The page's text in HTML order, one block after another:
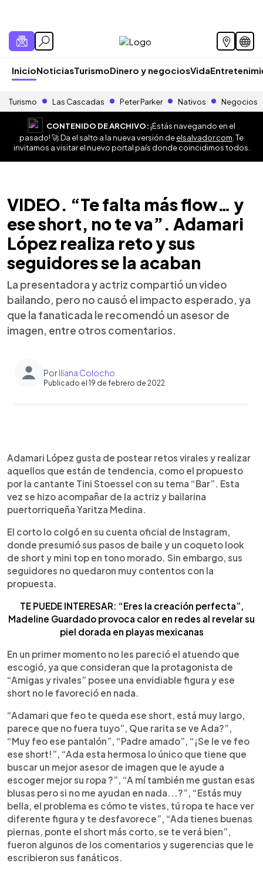
InicioNoticiasTurismoDinero y negociosVida
Turismo Las Cascadas Peter Parker Nativos Negocios
CONTENIDO DE ARCHIVO:¡Estás navegando en el
pasado! 🚀 Da el salto a la nueva versión deelsalvador.com . Te
invitamos a visitar el nuevo portal país donde coincidimos todos.
VIDEO. “Te falta más flow… y
ese short, no te va”. Adamari
López realiza reto y sus
seguidores se la acaban
La presentadora y actriz compartió un video
bailando, pero no causó el impacto esperado, ya
que la fanaticada le recomendó un asesor de
imagen, entre otros comentarios.
PorIliana Colocho
Publicado el 19 de febrero de 2022
► Escuchar artículo
Adamari López gusta de postear retos virales y realizar
aquellos que están de tendencia, como el propuesto
por la cantante Tini Stoessel con su tema “Bar”. Esta
vez se hizo acompañar de la actriz y bailarina
puertorriqueña Yaritza Medina.
El corto lo colgó en su cuenta oficial de Instagram,
donde presumió sus pasos de baile y un coqueto look
de short y mini top en tono morado. Sin embargo, sus
seguidores no quedaron muy contentos con la
propuesta.
TE PUEDE INTERESAR: “Eres la creación perfecta”,
Madeline Guardado provoca calor en redes al revelar su
piel dorada en playas mexicanas
En un primer momento no les pareció el atuendo que
escogió, ya que consideran que la protagonista de
“Amigas y rivales” posee una envidiable figura y ese
short no le favoreció en nada.
“Adamari que feo te queda ese short, está muy largo,
parece que no fuera tuyo”, Que rarita se ve Ada?”,
“Muy feo ese pantalón”, “Padre amado”, “¡Se le ve feo
ese short!”, “Ada esta hermosa lo único que tiene que
buscar un mejor asesor de imagen que le ayude a
escoger mejor su ropa ?”, “A mí también me gustan esas
blusas pero si no me ayudan en nada...?”, “Estás muy
bella, el problema es cómo te vistes, tú ropa te hace ver
diferente figura y te desfavorece”, “Ada tienes buenas
piernas, ponte el short más corto, se te verá bien”,
fueron algunos de los comentarios y sugerencias que le
escribieron sus fanáticos.